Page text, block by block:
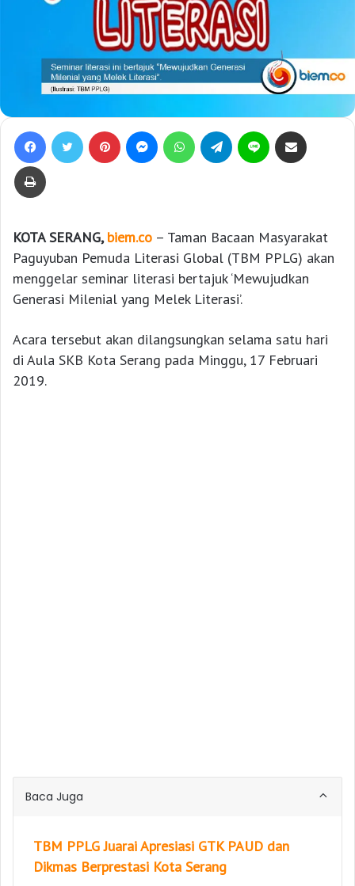
KOTA SERANG, biem.co – Taman Bacaan Masyarakat
Paguyuban Pemuda Literasi Global (TBM PPLG) akan
menggelar seminar literasi bertajuk ‘Mewujudkan
Generasi Milenial yang Melek Literasi’.
Acara tersebut akan dilangsungkan selama satu hari
di Aula SKB Kota Serang pada Minggu, 17 Februari
2019.
Baca Juga
TBM PPLG Juarai Apresiasi GTK PAUD dan
Dikmas Berprestasi Kota Serang